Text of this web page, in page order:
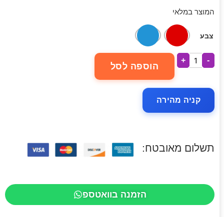
המוצר במלאי
צבע
-
+
הוספה לסל
קניה מהירה
תשלום מאובטח:
הזמנה בוואטספ